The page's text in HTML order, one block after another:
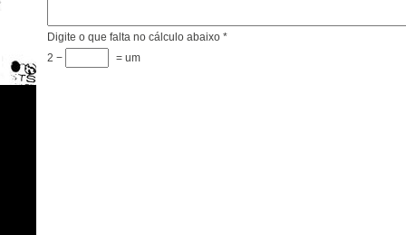
Digite o que falta no cálculo abaixo *
2 −
= um